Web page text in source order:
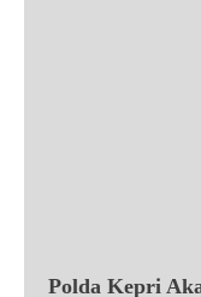
Polda Kepri